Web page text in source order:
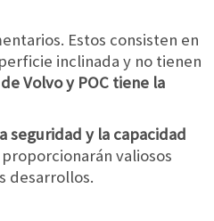
Estos consisten en
inclinada y no tienen
Volvo y POC tiene la
seguridad y la capacidad
valiosos
desarrollos.